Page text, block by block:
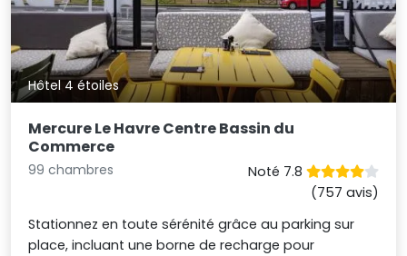
Hôtel 4 étoiles
Mercure Le Havre Centre Bassin du
Commerce
99 chambres
Noté 7.8
(757 avis)
Stationnez en toute sérénité grâce au parking sur
place, incluant une borne de recharge pour